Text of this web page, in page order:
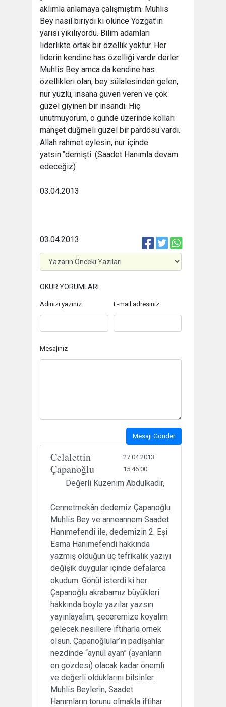
aklımla anlamaya çalışmıştım. Muhlis
Bey nasıl biriydi ki ölünce Yozgat’ın
yarısı yıkılıyordu. Bilim adamları
liderlikte ortak bir özellik yoktur. Her
liderin kendine has özelliği vardır derler.
Muhlis Bey amca da kendine has
özellikleri olan, bey sülalesinden gelen,
nur yüzlü, insana güven veren ve çok
güzel giyinen bir insandı. Hiç
unutmuyorum, o günde üzerinde kolları
manşet düğmeli güzel bir pardösü vardı.
Allah rahmet eylesin, nur içinde
yatsın.”demişti. (Saadet Hanımla devam
edeceğiz)
03.04.2013
03.04.2013
OKUR YORUMLARI
Adınızı yazınız E-mail adresiniz
Mesajınız
Mesajı Gönder
Celalettin
Çapanoğlu
27.04.2013
15:46:00
Değerli Kuzenim Abdulkadir,
Cennetmekân dedemiz Çapanoğlu
Muhlis Bey ve anneannem Saadet
Hanımefendi ile, dedemizin 2. Eşi
Esma Hanımefendi hakkında
yazmış olduğun üç tefrikalık yazıyı
değişik duygular içinde defalarca
okudum. Gönül isterdi ki her
Çapanoğlu akrabamız büyükleri
hakkında böyle yazılar yazsın
yayınlayalım, şeceremize koyalım
gelecek nesillere iftiharla örnek
olsun. Çapanoğlular’ın padişahlar
nezdinde “aynül ayan” (ayanların
en gözdesi) olacak kadar önemli
ve değerli olduklarını bilsinler.
Muhlis Beylerin, Saadet
Hanımların torunu olmakla iftihar